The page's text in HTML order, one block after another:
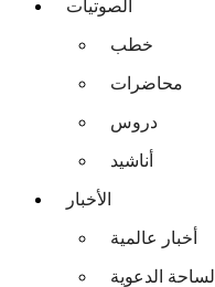
الصوتيات
خطب
محاضرات
دروس
أناشيد
الأخبار
أخبار عالمية
الساحة الدعوية